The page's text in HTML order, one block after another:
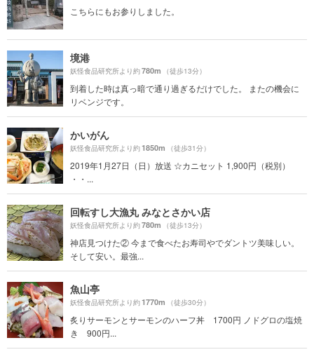
こちらにもお参りしました。
境港
妖怪食品研究所より約780m （徒歩13分）
到着した時は真っ暗で通り過ぎるだけでした。 またの機会に
リベンジです。
かいがん
妖怪食品研究所より約1850m （徒歩31分）
2019年1月27日（日）放送 ☆カニセット 1,900円（税別）
・・...
回転すし大漁丸 みなとさかい店
妖怪食品研究所より約780m （徒歩13分）
神店見つけた② 今まで食べたお寿司やでダントツ美味しい。
そして安い。最強...
魚山亭
妖怪食品研究所より約1770m （徒歩30分）
炙りサーモンとサーモンのハーフ丼 1700円 ノドグロの塩焼
き 900円...